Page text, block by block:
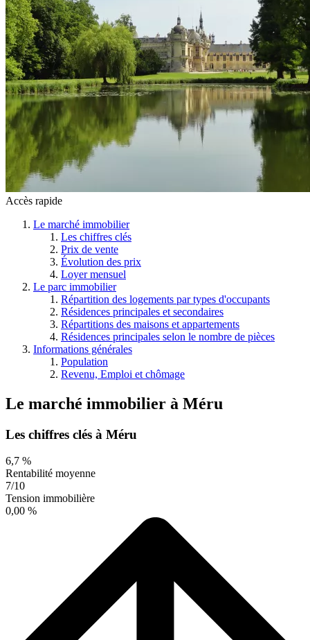
Accès rapide
Le marché immobilier
Les chiffres clés
Prix de vente
Évolution des prix
Loyer mensuel
Le parc immobilier
Répartition des logements par types d'occupants
Résidences principales et secondaires
Répartitions des maisons et appartements
Résidences principales selon le nombre de pièces
Informations générales
Population
Revenu, Emploi et chômage
Le marché immobilier à Méru
Les chiffres clés à Méru
6,7 %
Rentabilité moyenne
7/10
Tension immobilière
0,00 %